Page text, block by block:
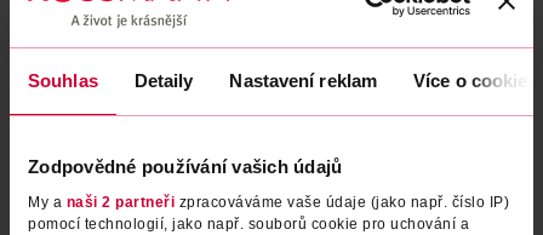
Souhlas Detaily Nastavení reklam Více o cookies
Zodpovědné používání vašich údajů
My a naši 2 partneři zpracováváme vaše údaje (jako např. číslo IP)
pomocí technologií, jako např. souborů cookie pro uchování a